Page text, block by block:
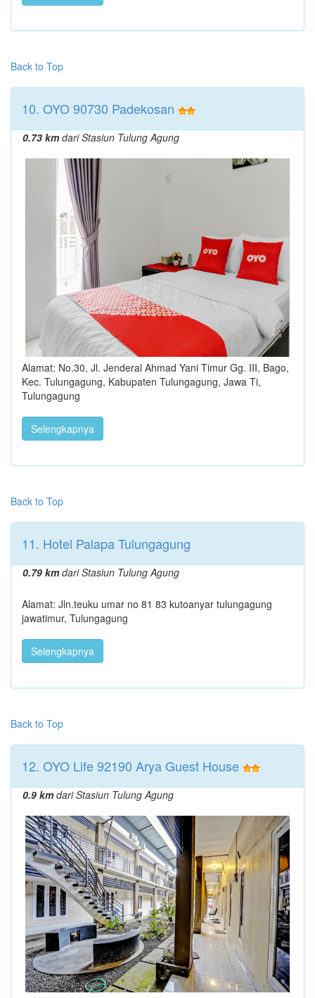
Back to Top
10. OYO 90730 Padekosan
0.73 kmdari Stasiun Tulung Agung
Alamat: No.30, Jl. Jenderal Ahmad Yani Timur Gg. III, Bago,
Kec. Tulungagung, Kabupaten Tulungagung, Jawa Ti,
Tulungagung
Selengkapnya
Back to Top
11. Hotel Palapa Tulungagung
0.79 kmdari Stasiun Tulung Agung
Alamat: Jln.teuku umar no 81 83 kutoanyar tulungagung
jawatimur, Tulungagung
Selengkapnya
Back to Top
12. OYO Life 92190 Arya Guest House
0.9 kmdari Stasiun Tulung Agung